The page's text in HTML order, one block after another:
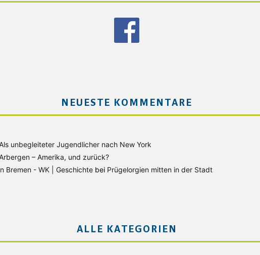
NEUESTE KOMMENTARE
unbegleiteter Jugendlicher nach New York
– Amerika, und zurück?
Bremen - WK | Geschichte bei Prügelorgien mitten in der Stadt
ALLE KATEGORIEN